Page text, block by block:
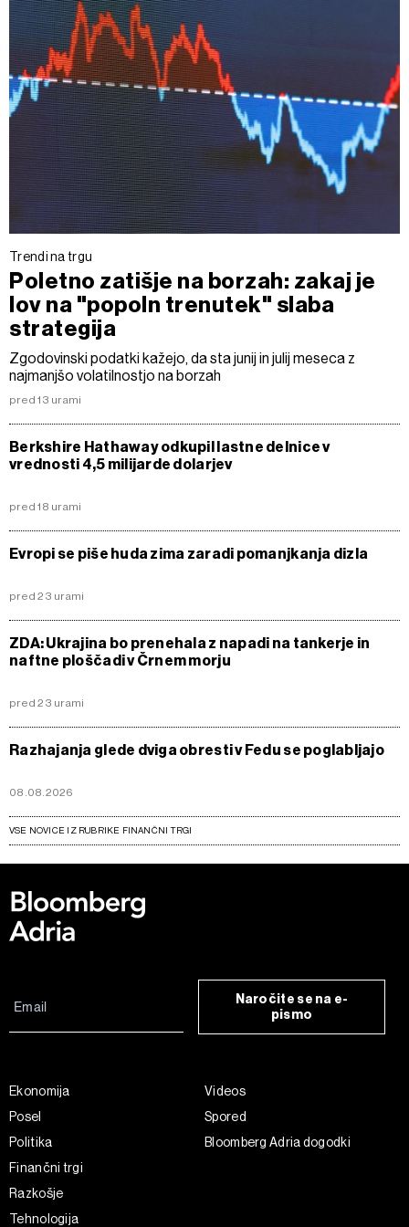
Trendi na trgu
Poletno zatišje na borzah: zakaj je
lov na "popoln trenutek" slaba
strategija
Zgodovinski podatki kažejo, da sta junij in julij meseca z
najmanjšo volatilnostjo na borzah
pred 13 urami
Berkshire Hathaway odkupil lastne delnice v
vrednosti 4,5 milijarde dolarjev
pred 18 urami
Evropi se piše huda zima zaradi pomanjkanja dizla
pred 23 urami
ZDA: Ukrajina bo prenehala z napadi na tankerje in
naftne ploščadi v Črnem morju
pred 23 urami
Razhajanja glede dviga obresti v Fedu se poglabljajo
08.08.2026
VSE NOVICE IZ RUBRIKE FINANČNI TRGI
Naročite se na e-
pismo
Ekonomija
Posel
Politika
Finančni trgi
Razkošje
Tehnologija
Videos
Spored
Bloomberg Adria dogodki